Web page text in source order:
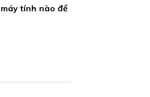
tính nào để